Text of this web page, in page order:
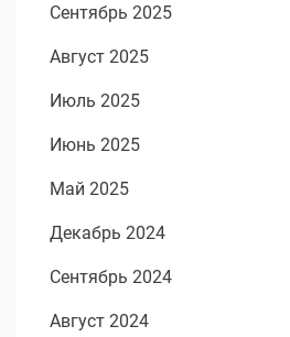
Сентябрь 2025
Август 2025
Июль 2025
Июнь 2025
Май 2025
Декабрь 2024
Сентябрь 2024
Август 2024